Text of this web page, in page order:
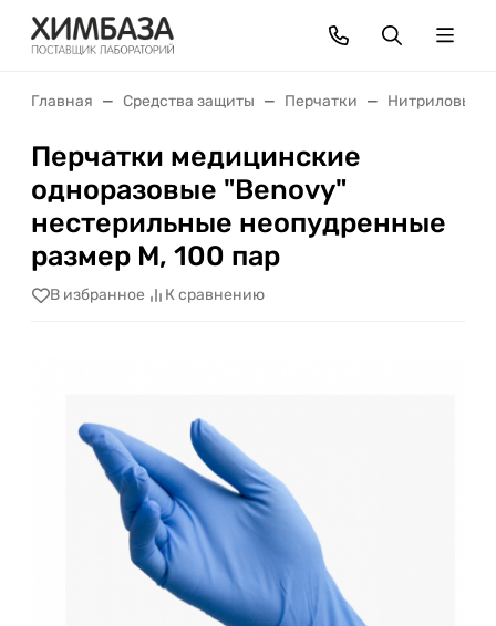
Главная Средства защиты Перчатки Нитриловые
Перчатки медицинские
одноразовые "Benovy"
нестерильные неопудренные
размер М, 100 пар
В избранное К сравнению